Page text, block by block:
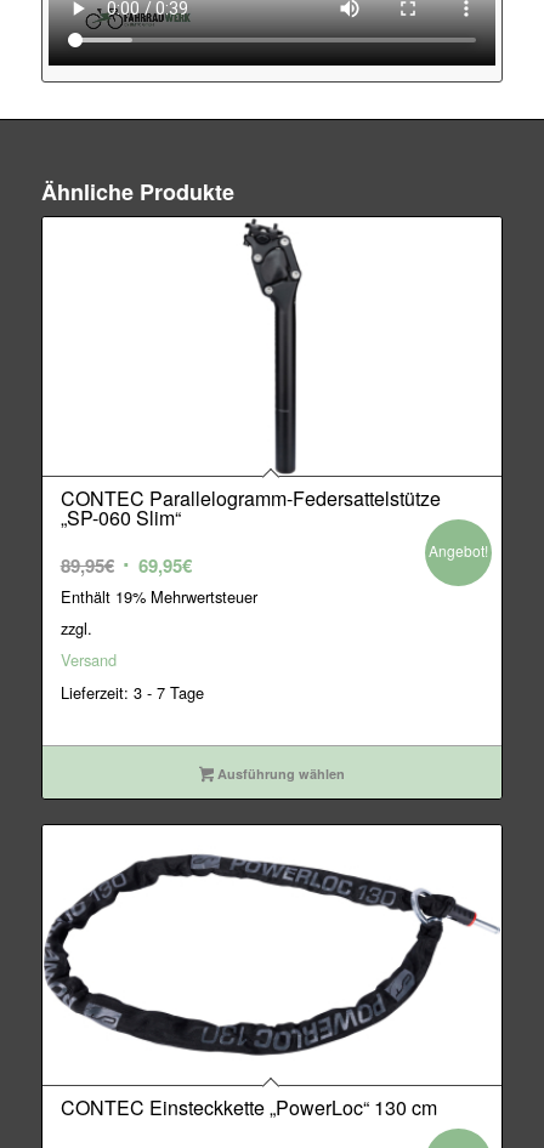
Ähnliche Produkte
CONTEC Parallelogramm-Federsattelstütze
„SP-060 Slim“
89,95€ Ursprünglicher
Preis
69,95€Aktueller
Preis
Enthält 19% Mehrwertsteuer
zzgl.
Versand
Lieferzeit: 3 - 7 Tage
Angebot!
Ausführung wählen
CONTEC Einsteckkette „PowerLoc“ 130 cm